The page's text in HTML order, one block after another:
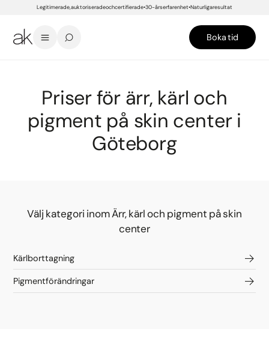
Legitimerade, auktoriserade och certifierade 30-års erfarenhet Naturliga resultat
Boka tid
Priser för ärr, kärl och
pigment på skin center i
Göteborg
Välj kategori inom Ärr, kärl och pigment på skin
center
Kärlborttagning
Pigmentförändringar